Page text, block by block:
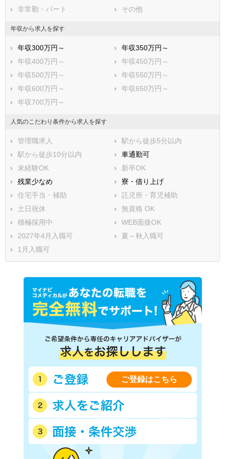
非常勤・パート
その他
年収から求人を探す
年収300万円～
年収350万円～
年収400万円～
年収450万円～
年収500万円～
年収550万円～
年収600万円～
年収650万円～
年収700万円～
人気のこだわり条件から求人を探す
管理職求人
駅から徒歩5分以内
駅から徒歩10分以内
車通勤可
未経験OK
新卒OK
残業少なめ
寮・借り上げ
住宅手当・補助
託児所・育児補助
土日祝休
無資格 OK
積極採用中
WEB面接OK
2027年4月入職可
夏～秋入職可
1月入職可
ご登録はこちら